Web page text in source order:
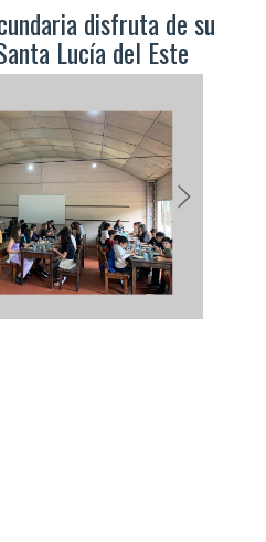
disfruta de su
Lucía del Este